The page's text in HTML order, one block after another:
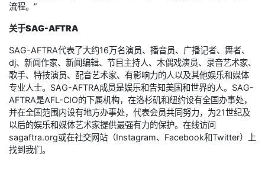
流程。”
关于SAG-AFTRA
SAG-AFTRA代表了大约16万名演员、播音员、广播记者、舞者、
dj、新闻作家、新闻编辑、节目主持人、木偶戏演员、录音艺术家、
歌手、特技演员、配音艺术家、有影响力的人以及其他娱乐和媒体
专业人士。SAG-AFTRA成员是娱乐和告知美国和世界的人。SAG-
AFTRA是AFL-CIO的下属机构，在洛杉矶和纽约设有全国办事处，
并在全国范围内设有地方办事处，代表会员共同努力，为21世纪及
以后的娱乐和媒体艺术家提供最强有力的保护。在线访问
sagaftra.org或在社交网站（Instagram、Facebook和Twitter）上
找到我们。